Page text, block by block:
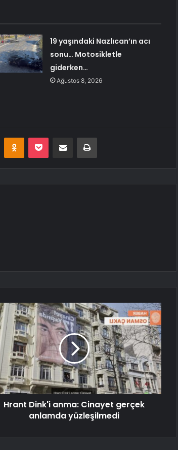
19 yaşındaki Nazlıcan’ın acı
sonu… Motosikletle
giderken…
Ağustos 8, 2026
VKontakteOdnoklassniki
Pocket E-Posta ile paylaş Yazdır
Hrant Dink'i anma: Cinayet gerçek
anlamda yüzleşilmedi